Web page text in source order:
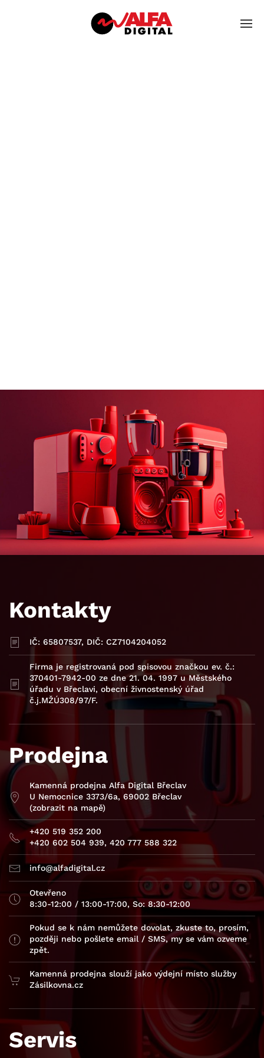
Kontakty
IČ: 65807537, DIČ: CZ7104204052
Firma je registrovaná pod spisovou značkou ev. č.:
370401-7942-00 ze dne 21. 04. 1997 u Městského
úřadu v Břeclavi, obecní živnostenský úřad
č.j.MŽÚ308/97/F.
Prodejna
Kamenná prodejna Alfa Digital Břeclav
U Nemocnice 3373/6a, 69002 Břeclav
(zobrazit na mapě)
+420 519 352 200
+420 602 504 939, 420 777 588 322
info@alfadigital.cz
Otevřeno
8:30-12:00 / 13:00-17:00, So: 8:30-12:00
Pokud se k nám nemůžete dovolat, zkuste to, prosím,
později nebo pošlete email / SMS, my se vám ozveme
zpět.
Kamenná prodejna slouží jako výdejní místo služby
Zásilkovna.cz
Servis